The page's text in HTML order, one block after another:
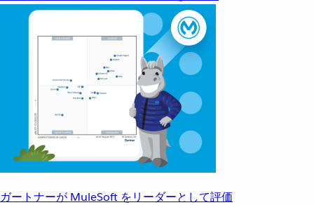
ガートナーが MuleSoft をリーダーとして評価